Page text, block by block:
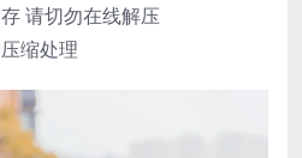
请切勿在线解压
缩处理